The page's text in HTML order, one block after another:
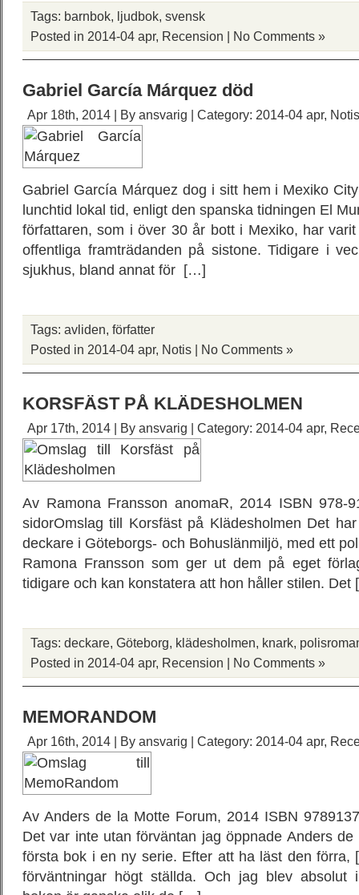
Tags: barnbok, ljudbok, svensk
Posted in 2014-04 apr, Recension | No Comments »
Gabriel García Márquez död
Apr 18th, 2014 | By ansvarig | Category: 2014-04 apr, Notis
Gabriel García Márquez dog i sitt hem i Mexiko
lunchtid lokal tid, enligt den spanska tidningen El
författaren, som i över 30 år bott i Mexiko, har
offentliga framträdanden på sistone. Tidigare i
sjukhus, bland annat för […]
Tags: avliden, författer
Posted in 2014-04 apr, Notis | No Comments »
KORSFÄST PÅ KLÄDESHOLMEN
Apr 17th, 2014 | By ansvarig | Category: 2014-04 apr,
Av Ramona Fransson anomaR, 2014 ISBN 978-
sidorOmslag till Korsfäst på Klädesholmen Det
deckare i Göteborgs- och Bohuslänmiljö, med ett
Ramona Fransson som ger ut dem på eget
tidigare och kan konstatera att hon håller stilen.
Tags: deckare, Göteborg, klädesholmen, knark,
Posted in 2014-04 apr, Recension | No Comments »
MEMORANDOM
Apr 16th, 2014 | By ansvarig | Category: 2014-04 apr,
Av Anders de la Motte Forum, 2014 ISBN
Det var inte utan förväntan jag öppnade Anders
första bok i en ny serie. Efter att ha läst den förra,
förväntningar högt ställda. Och jag blev absolut